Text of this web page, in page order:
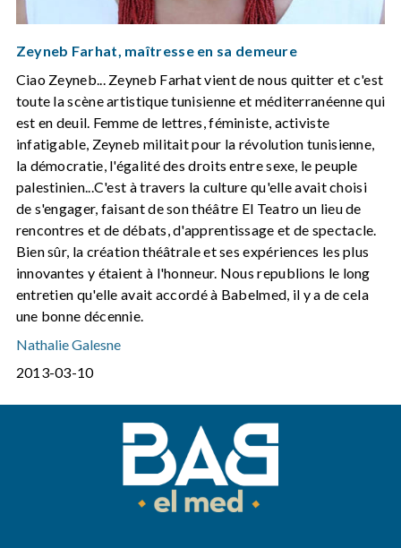
Zeyneb Farhat, maîtresse en sa demeure
Ciao Zeyneb... Zeyneb Farhat vient de nous quitter et c'est
toute la scène artistique tunisienne et méditerranéenne qui
est en deuil. Femme de lettres, féministe, activiste
infatigable, Zeyneb militait pour la révolution tunisienne,
la démocratie, l'égalité des droits entre sexe, le peuple
palestinien...C'est à travers la culture qu'elle avait choisi
de s'engager, faisant de son théâtre El Teatro un lieu de
rencontres et de débats, d'apprentissage et de spectacle.
Bien sûr, la création théâtrale et ses expériences les plus
innovantes y étaient à l'honneur. Nous republions le long
entretien qu'elle avait accordé à Babelmed, il y a de cela
une bonne décennie.
Nathalie Galesne
2013-03-10